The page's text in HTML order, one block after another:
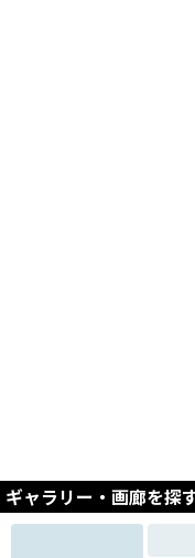
2025.09.16 - 2025.09.21
山颪 - JUN CASTRO Photo
ギャラリー・画廊を探